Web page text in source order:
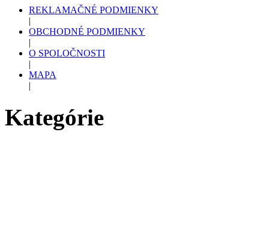
REKLAMAČNÉ PODMIENKY
|
OBCHODNÉ PODMIENKY
|
O SPOLOČNOSTI
|
MAPA
|
Kategórie